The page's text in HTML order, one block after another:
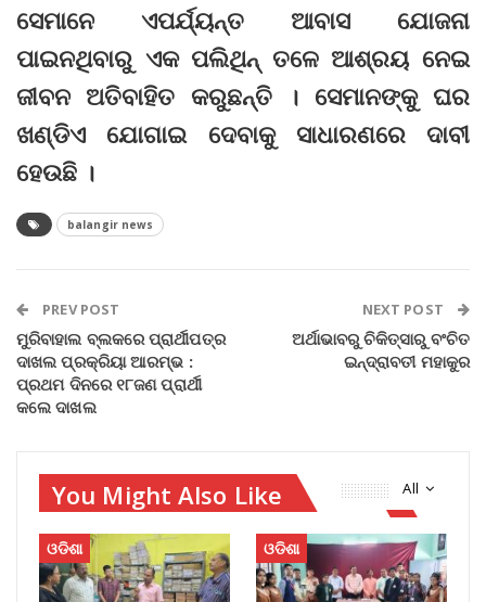
ସେମାନେ ଏପର୍ଯ୍ୟନ୍ତ ଆବାସ ଯୋଜନା
ପାଇନଥିବାରୁ ଏକ ପଲିଥିନ୍‌ ତଳେ ଆଶ୍ରୟ ନେଇ
ଜୀବନ ଅତିବାହିତ କରୁଛନ୍ତି । ସେମାନଙ୍କୁ ଘର
ଖଣ୍ଡିଏ ଯୋଗାଇ ଦେବାକୁ ସାଧାରଣରେ ଦାବୀ
ହେଉଛି ।
balangir news
PREV POST
ମୁରିବାହାଲ ବ୍ଲକରେ ପ୍ରାର୍ଥୀପତ୍ର
ଦାଖଲ ପ୍ରକ୍ରିୟା ଆରମ୍ଭ :
ପ୍ରଥମ ଦିନରେ ୧୮ଜଣ ପ୍ରାର୍ଥୀ
କଲେ ଦାଖଲ
NEXT POST
ଅର୍ଥାଭାବରୁ ଚିକିତ୍ସାରୁ ବଂଚିତ
ଇନ୍ଦ୍ରାବତୀ ମହାକୁର
All
You Might Also Like
ଓଡିଶା ଓଡିଶା